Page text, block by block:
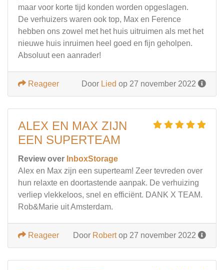
maar voor korte tijd konden worden opgeslagen.
De verhuizers waren ook top, Max en Ference
hebben ons zowel met het huis uitruimen als met het
nieuwe huis inruimen heel goed en fijn geholpen.
Absoluut een aanrader!
Door Lied op 27 november 2022
Reageer
ALEX EN MAX ZIJN
EEN SUPERTEAM
Review over InboxStorage
Alex en Max zijn een superteam! Zeer tevreden over
hun relaxte en doortastende aanpak. De verhuizing
verliep vlekkeloos, snel en efficiënt. DANK X TEAM.
Rob&Marie uit Amsterdam.
Door Robertop 27 november 2022
Reageer